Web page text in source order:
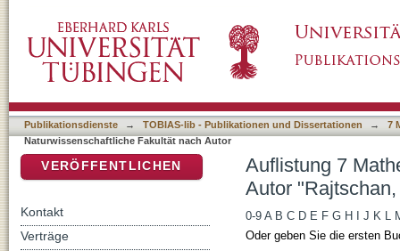
Publikationsdienste → TOBIAS-lib - Publikationen und Dissertationen →
7
Naturwissenschaftliche Fakultät nach Autor
Auflistung 7
Autor
0-9 A B C D E F G H J K L
Oder geben Sie die ersten
VERÖFFENTLICHEN
Kontakt
Verträge